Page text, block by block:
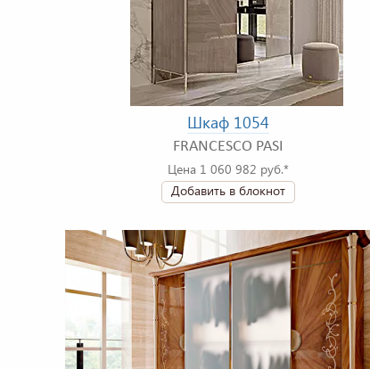
Шкаф 1054
FRANCESCO PASI
Цена 1 060 982 руб.*
Добавить в блокнот